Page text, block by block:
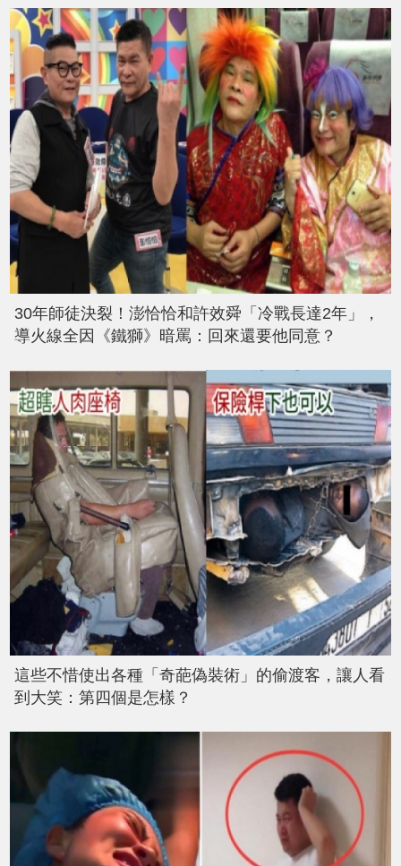
30年師徒決裂！澎恰恰和許效舜「冷戰長達2年」，
導火線全因《鐵獅》暗罵：回來還要他同意？
這些不惜使出各種「奇葩偽裝術」的偷渡客，讓人看
到大笑：第四個是怎樣？